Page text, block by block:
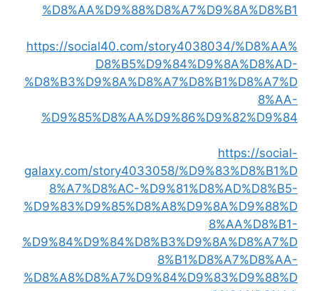
%D8%AA%D9%88%D8%A7%D9%8A%D8%B1
https://social40.com/story4038034/%D8%AA%
D8%B5%D9%84%D9%8A%D8%AD-
%D8%B3%D9%8A%D8%A7%D8%B1%D8%A7%D
8%AA-
%D9%85%D8%AA%D9%86%D9%82%D9%84
https://social-
galaxy.com/story4033058/%D9%83%D8%B1%D
8%A7%D8%AC-%D9%81%D8%AD%D8%B5-
%D9%83%D9%85%D8%A8%D9%8A%D9%88%D
8%AA%D8%B1-
%D9%84%D9%84%D8%B3%D9%8A%D8%A7%D
8%B1%D8%A7%D8%AA-
%D8%A8%D8%A7%D9%84%D9%83%D9%88%D